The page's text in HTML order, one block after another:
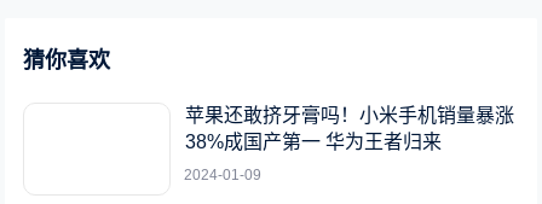
猜你喜欢
苹果还敢挤牙膏吗！小米手机销量暴涨
38%成国产第一 华为王者归来
2024-01-09